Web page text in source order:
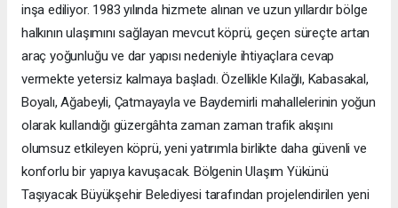
inşa ediliyor. 1983 yılında hizmete alınan ve uzun yıllardır bölge
halkının ulaşımını sağlayan mevcut köprü, geçen süreçte artan
araç yoğunluğu ve dar yapısı nedeniyle ihtiyaçlara cevap
vermekte yetersiz kalmaya başladı. Özellikle Kılağlı, Kabasakal,
Boyalı, Ağabeyli, Çatmayayla ve Baydemirli mahallelerinin yoğun
olarak kullandığı güzergâhta zaman zaman trafik akışını
olumsuz etkileyen köprü, yeni yatırımla birlikte daha güvenli ve
konforlu bir yapıya kavuşacak. Bölgenin Ulaşım Yükünü
Taşıyacak Büyükşehir Belediyesi tarafından projelendirilen yeni